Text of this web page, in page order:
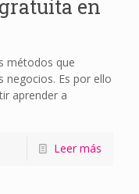
en
métodos que
negocios. Es por ello
aprender a
Leer más